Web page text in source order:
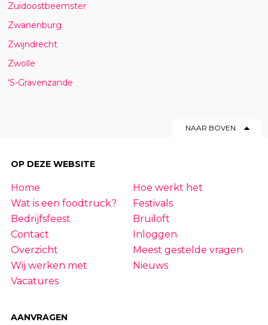
Zuidoostbeemster
Zwanenburg
Zwijndrecht
Zwolle
‘S-Gravenzande
NAAR BOVEN
OP DEZE WEBSITE
Home
Hoe werkt het
Wat is een foodtruck?
Festivals
Bedrijfsfeest
Bruiloft
Contact
Inloggen
Overzicht
Meest gestelde vragen
Wij werken met
Nieuws
Vacatures
AANVRAGEN